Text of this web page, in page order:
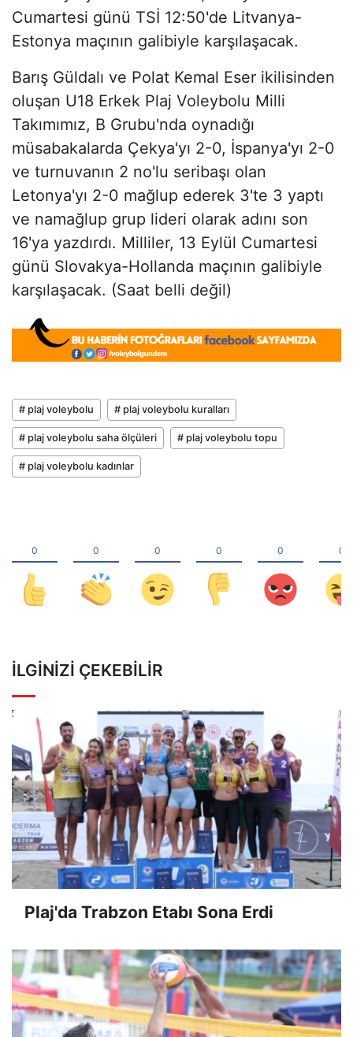
Cumartesi günü TSİ 12:50'de Litvanya-
Estonya maçının galibiyle karşılaşacak.
Barış Güldalı ve Polat Kemal Eser ikilisinden
oluşan U18 Erkek Plaj Voleybolu Milli
Takımımız, B Grubu'nda oynadığı
müsabakalarda Çekya'yı 2-0, İspanya'yı 2-0
ve turnuvanın 2 no'lu seribaşı olan
Letonya'yı 2-0 mağlup ederek 3'te 3 yaptı
ve namağlup grup lideri olarak adını son
16'ya yazdırdı. Milliler, 13 Eylül Cumartesi
günü Slovakya-Hollanda maçının galibiyle
karşılaşacak. (Saat belli değil)
# plaj voleybolu # plaj voleybolu kuralları
# plaj voleybolu saha ölçüleri # plaj voleybolu topu
# plaj voleybolu kadınlar
İLGINIZI ÇEKEBILIR
Plaj'da Trabzon Etabı Sona Erdi